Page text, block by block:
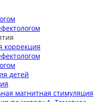
коррекция
детей
магнитная стимуляция